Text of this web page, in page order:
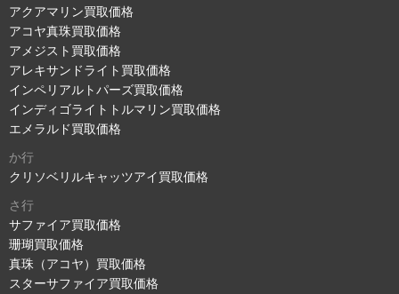
アクアマリン買取価格
アコヤ真珠買取価格
アメジスト買取価格
アレキサンドライト買取価格
インペリアルトパーズ買取価格
インディゴライトトルマリン買取価格
エメラルド買取価格
か行
クリソベリルキャッツアイ買取価格
さ行
サファイア買取価格
珊瑚買取価格
真珠（アコヤ）買取価格
スターサファイア買取価格